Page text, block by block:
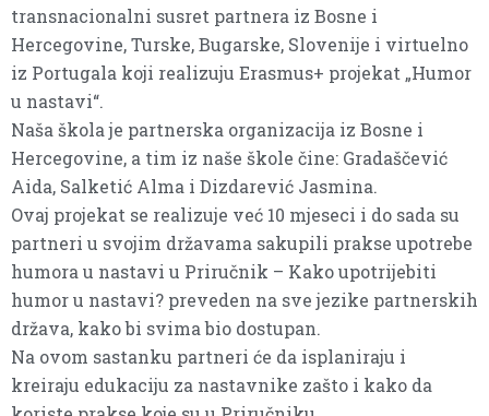
transnacionalni susret partnera iz Bosne i
Hercegovine, Turske, Bugarske, Slovenije i virtuelno
iz Portugala koji realizuju Erasmus+ projekat „Humor
u nastavi“.
Naša škola je partnerska organizacija iz Bosne i
Hercegovine, a tim iz naše škole čine: Gradaščević
Aida, Salketić Alma i Dizdarević Jasmina.
Ovaj projekat se realizuje već 10 mjeseci i do sada su
partneri u svojim državama sakupili prakse upotrebe
humora u nastavi u Priručnik – Kako upotrijebiti
humor u nastavi? preveden na sve jezike partnerskih
država, kako bi svima bio dostupan.
Na ovom sastanku partneri će da isplaniraju i
kreiraju edukaciju za nastavnike zašto i kako da